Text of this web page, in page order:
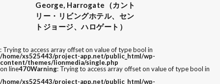
George, Harrogate（カント
リー・リビングホテル、セン
トジョージ、ハロゲート）
: Trying to access array offset on value of type bool in
/home/xs525443/project-app.net/public_html/wp-
content/themes/lionmedia/single.php
on line470Warning: Trying to access array offset on value of type bool in
/home/xs525443/project-app.net/public_html/wp-